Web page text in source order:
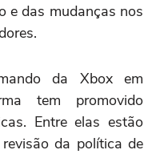
e das mudanças nos
da Xbox em
tem promovido
Entre elas estão
da política de